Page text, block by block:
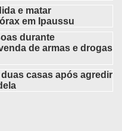
e matar
em Ipaussu
durante
de armas e drogas
casas após agredir